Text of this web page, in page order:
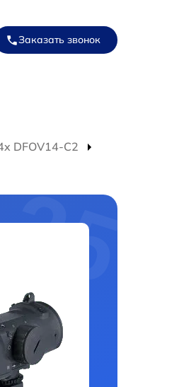
Заказать звонок
DFOV14-C2